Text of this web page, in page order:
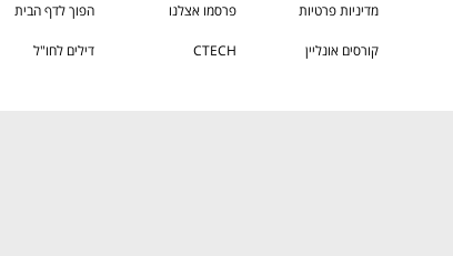
מדיניות פרטיות פרסמו אצלנו הפוך לדף הבית
קורסים אונליין CTECH
דילים לחו"ל